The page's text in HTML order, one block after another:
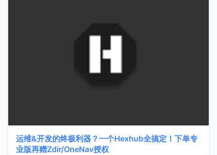
运维&开发的终极利器？一个Hexhub全搞定！下单专
业版再赠Zdir/OneNav授权